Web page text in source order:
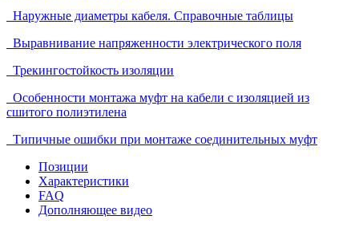
Наружные диаметры кабеля. Справочные таблицы
Выравнивание напряженности электрического поля
Трекингостойкость изоляции
Особенности монтажа муфт на кабели с изоляцией из
сшитого полиэтилена
Типичные ошибки при монтаже соединительных муфт
Позиции
Характеристики
FAQ
Дополняющее видео